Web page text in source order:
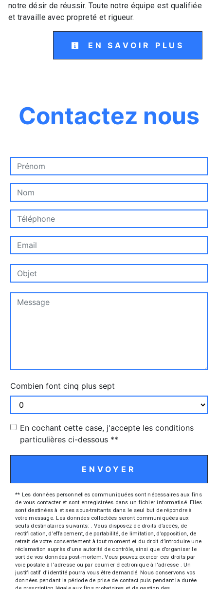
notre désir de réussir. Toute notre équipe est qualifiée
et travaille avec propreté et rigueur.
EN SAVOIR PLUS
Contactez nous
Combien font cinq plus sept
En cochant cette case, j'accepte les conditions
particulières ci-dessous **
ENVOYER
** Les données personnelles communiquées sont nécessaires aux fins
de vous contacter et sont enregistrées dans un fichier informatisé. Elles
sont destinées à et ses sous-traitants dans le seul but de répondre à
votre message. Les données collectées seront communiquées aux
seuls destinataires suivants: . Vous disposez de droits d’accès, de
rectification, d’effacement, de portabilité, de limitation, d’opposition, de
retrait de votre consentement à tout moment et du droit d’introduire une
réclamation auprès d’une autorité de contrôle, ainsi que d’organiser le
sort de vos données post-mortem. Vous pouvez exercer ces droits par
voie postale à l'adresse ou par courrier électronique à l'adresse . Un
justificatif d'identité pourra vous être demandé. Nous conservons vos
données pendant la période de prise de contact puis pendant la durée